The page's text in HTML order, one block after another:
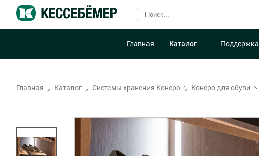
Главная Каталог Поддержка
Главная Каталог Системы хранения Конеро Конеро для обуви